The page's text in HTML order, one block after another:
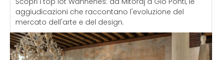
aggiudicazioni che raccontano l'evoluzione del
mercato dell'arte e del design.